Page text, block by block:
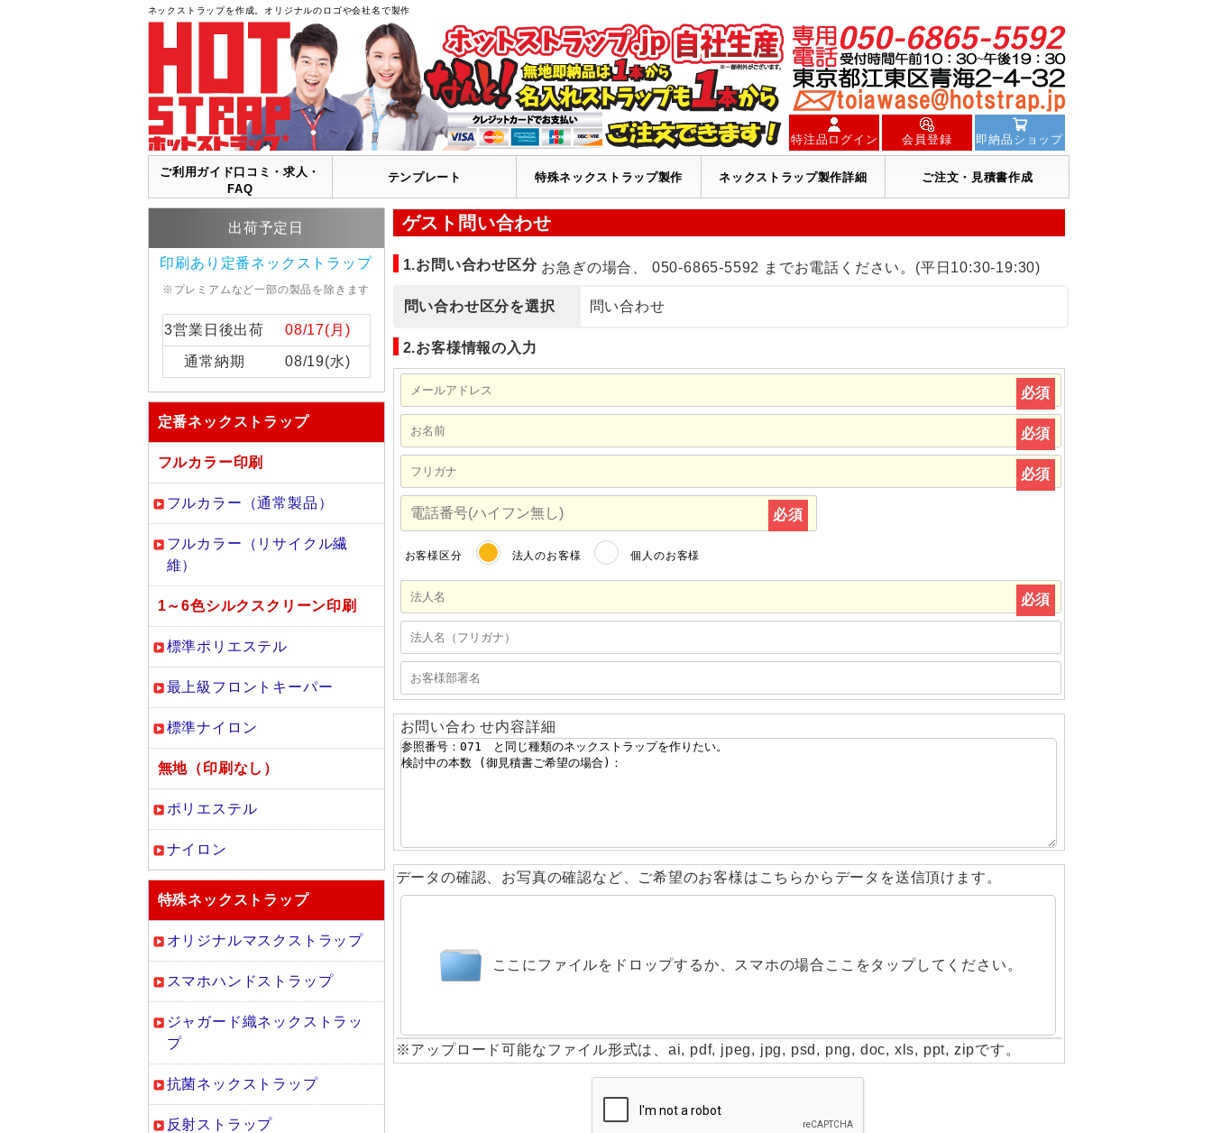
ネックストラップを作成。オリジナルのロゴや会社名で製作
特注品ログイン 会員登録 即納品ショップ
ご利用ガイド口コミ・求人・
FAQ
テンプレート 特殊ネックストラップ製作 ネックストラップ製作詳細 ご注文・見積書作成
ゲスト問い合わせ
1.お問い合わせ区分 お急ぎの場合、 050-6865-5592 までお電話ください。(平日10:30-19:30)
問い合わせ区分を選択 問い合わせ
2.お客様情報の入力
必須
必須
必須
必須
お客様区分 法人のお客様 個人のお客様
必須
お問い合わ せ内容詳細
データの確認、お写真の確認など、ご希望のお客様はこちらからデータを送信頂けます。
ここにファイルをドロップするか、スマホの場合ここをタップしてください。
※アップロード可能なファイル形式は、ai, pdf, jpeg, jpg, psd, png, doc, xls, ppt, zipです。
出荷予定日
印刷あり定番ネックストラップ
※プレミアムなど一部の製品を除きます
3営業日後出荷 08/17(月)
通常納期 08/19(水)
定番ネックストラップ
フルカラー印刷
フルカラー（通常製品）
フルカラー（リサイクル繊
維）
1～6色シルクスクリーン印刷
標準ポリエステル
最上級フロントキーパー
標準ナイロン
無地（印刷なし）
ポリエステル
ナイロン
特殊ネックストラップ
オリジナルマスクストラップ
スマホハンドストラップ
ジャガード織ネックストラッ
プ
抗菌ネックストラップ
反射ストラップ